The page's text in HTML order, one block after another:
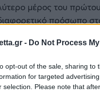
- Do Not Process
opt-out of the sale, sharing
for targeted
selection. Please note that
μέρος του
πρόσωπο